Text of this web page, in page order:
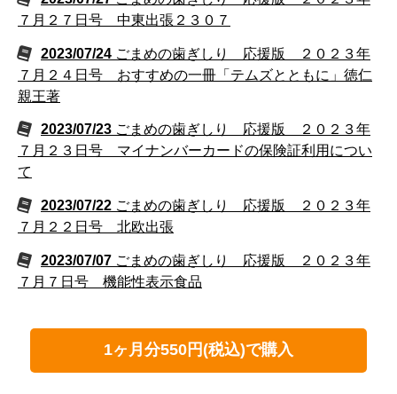
７月２７日号 中東出張２３０７
2023/07/24 ごまめの歯ぎしり 応援版 ２０２３年
７月２４日号 おすすめの一冊「テムズとともに」徳仁
親王著
2023/07/23 ごまめの歯ぎしり 応援版 ２０２３年
７月２３日号 マイナンバーカードの保険証利用につい
て
2023/07/22 ごまめの歯ぎしり 応援版 ２０２３年
７月２２日号 北欧出張
2023/07/07 ごまめの歯ぎしり 応援版 ２０２３年
７月７日号 機能性表示食品
1ヶ月分550円(税込)で購入